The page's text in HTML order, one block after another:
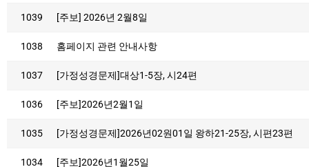
1039 [주보] 2026년 2월8일
1038 홈페이지 관련 안내사항
1037 [가정성경문제]대상1-5장, 시24편
1036 [주보]2026년2월1일
1035 [가정성경문제]2026년02원01일 왕하21-25장, 시편23편
1034 [주보]2026년1월25일